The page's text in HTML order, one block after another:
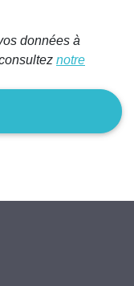
données à
notre